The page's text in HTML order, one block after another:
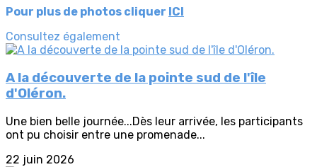
Pour plus de photos cliquer ICI
Consultez également
A la découverte de la pointe sud de l'île
d'Oléron.
Une bien belle journée...Dès leur arrivée, les participants
ont pu choisir entre une promenade...
22 juin 2026